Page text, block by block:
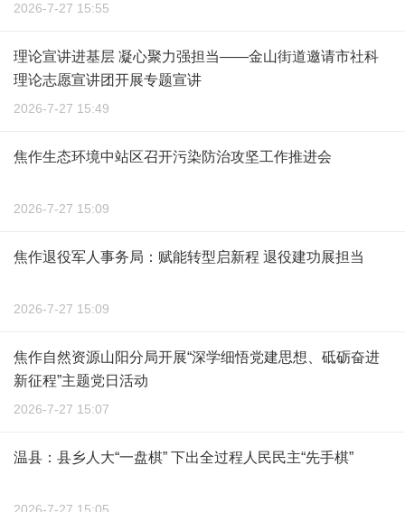
2026-7-27 15:55
理论宣讲进基层 凝心聚力强担当——金山街道邀请市社科
理论志愿宣讲团开展专题宣讲
2026-7-27 15:49
焦作生态环境中站区召开污染防治攻坚工作推进会
2026-7-27 15:09
焦作退役军人事务局：赋能转型启新程 退役建功展担当
2026-7-27 15:09
焦作自然资源山阳分局开展“深学细悟党建思想、砥砺奋进
新征程”主题党日活动
2026-7-27 15:07
温县：县乡人大“一盘棋” 下出全过程人民民主“先手棋”